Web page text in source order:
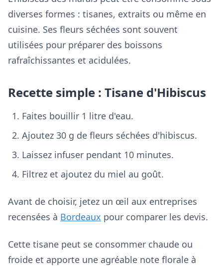
diverses formes : tisanes, extraits ou même en
cuisine. Ses fleurs séchées sont souvent
utilisées pour préparer des boissons
rafraîchissantes et acidulées.
Recette simple : Tisane d'Hibiscus
Faites bouillir 1 litre d'eau.
Ajoutez 30 g de fleurs séchées d'hibiscus.
Laissez infuser pendant 10 minutes.
Filtrez et ajoutez du miel au goût.
Avant de choisir, jetez un œil aux entreprises
recensées à Bordeaux pour comparer les devis.
Cette tisane peut se consommer chaude ou
froide et apporte une agréable note florale à